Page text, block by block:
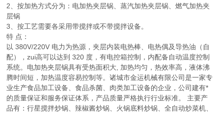
2、按加热方式分为：电加热夹层锅、蒸汽加热夹层锅、燃气加热夹
层锅
3、按工艺需要各采用带搅拌或不带搅拌设备。
特 点：
以 380V/220V 电力为热源，夹层内装电热棒、电热偶及导热油（自
配），zui高可以达到 320 度，有电控箱控制，内配备自动温度控制
系统。电加热夹层锅具有受热面积大, 加热均匀，热效率高，液体沸
腾时间短，加热温度容易控制等。诸城市金运机械有限公司是一家专
业生产食品加工设备、食品杀菌、肉类加工设备的企业，公司建有*
的质量保证和服务保证体系，产品质量严格执行行业标准。 主要产
品有：行星搅拌炒锅、辣椒酱炒锅、火锅底料炒锅、全自动炒菜机、